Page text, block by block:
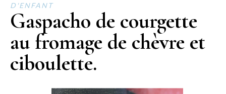
D'ENFANT
Gaspacho de courgette
au fromage de chèvre et
ciboulette.